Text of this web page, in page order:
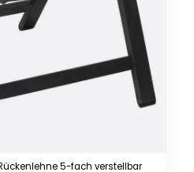
5-fach verstellbar